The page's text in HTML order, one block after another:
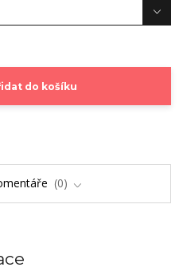
do košíku
0